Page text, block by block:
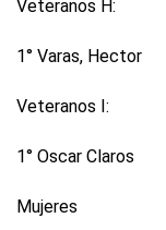
Veteranos H:
1° Varas, Hector
Veteranos I:
1° Oscar Claros
Mujeres